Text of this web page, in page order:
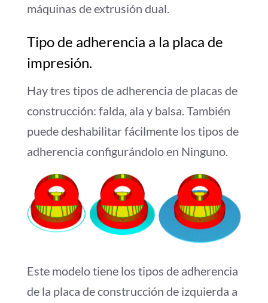
máquinas de extrusión dual.
Tipo de adherencia a la placa de
impresión.
Hay tres tipos de adherencia de placas de
construcción: falda, ala y balsa. También
puede deshabilitar fácilmente los tipos de
adherencia configurándolo en Ninguno.
Este modelo tiene los tipos de adherencia
de la placa de construcción de izquierda a